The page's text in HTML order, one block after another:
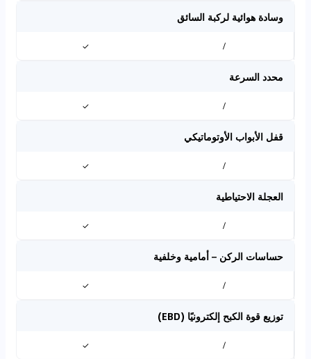
وسادة هوائية لركبة السائق
/
✓
محدد السرعة
/
✓
قفل الأبواب الأوتوماتيكي
/
✓
العجلة الاحتياطية
/
✓
حساسات الركن – أمامية وخلفية
/
✓
توزيع قوة الكبح إلكترونيًا (EBD)
/
✓